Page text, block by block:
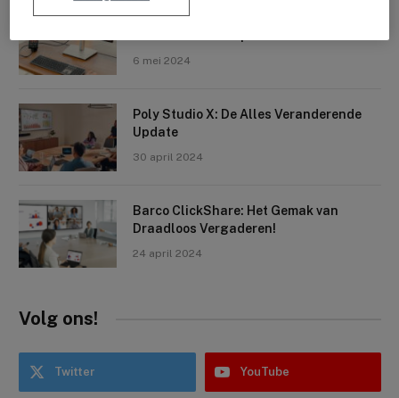
Crosscall X-Space: Transformeer Je
6 mei 2024
Poly Studio X: De Alles Veranderende
Update
30 april 2024
Barco ClickShare: Het Gemak van
Draadloos Vergaderen!
24 april 2024
Volg ons!
Twitter YouTube